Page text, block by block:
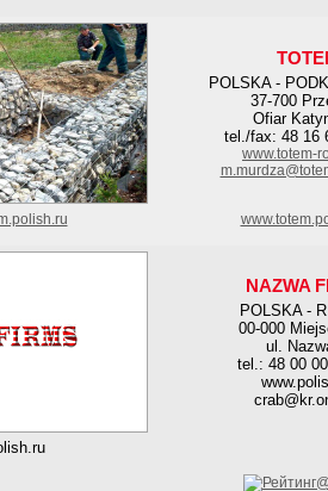
POLSKA -
37-700
Ofiar
tel./fax: 48 16
www.totem-
NAZWA
POLSKA -
00-000
ul.
tel.: 48 00